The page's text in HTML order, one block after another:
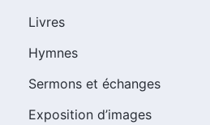
Livres
Hymnes
Sermons et échanges
Exposition d’images